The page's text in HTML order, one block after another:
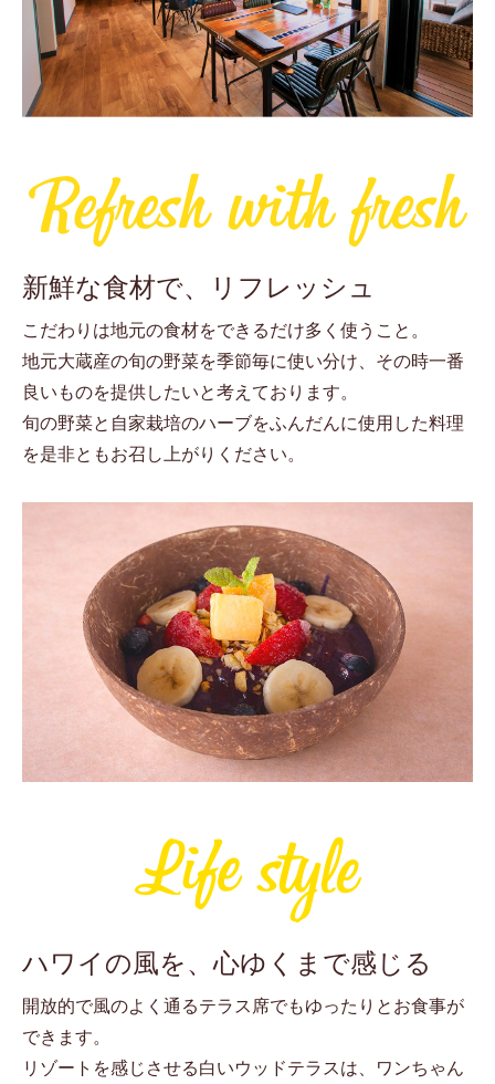
新鮮な食材で、リフレッシュ
こだわりは地元の食材をできるだけ多く使うこと。
地元大蔵産の旬の野菜を季節毎に使い分け、その時一番
良いものを提供したいと考えております。
旬の野菜と自家栽培のハーブをふんだんに使用した料理
を是非ともお召し上がりください。
ハワイの風を、心ゆくまで感じる
開放的で風のよく通るテラス席でもゆったりとお食事が
できます。
リゾートを感じさせる白いウッドテラスは、ワンちゃん